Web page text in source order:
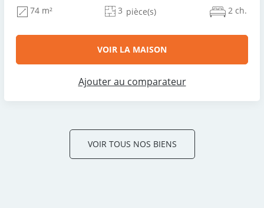
74 m² 3 pièce(s) 2 ch.
VOIR LA MAISON
Ajouter au comparateur
VOIR TOUS NOS BIENS